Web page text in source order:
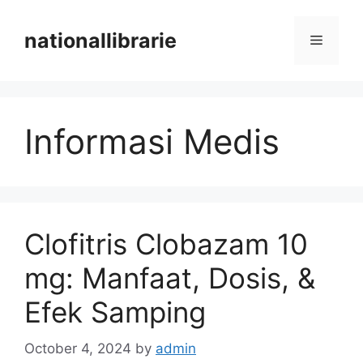
contentnationallibrarie Menu
Informasi Medis
Clofitris Clobazam 10
mg: Manfaat, Dosis, &
Efek Samping
October 4, 2024 by admin